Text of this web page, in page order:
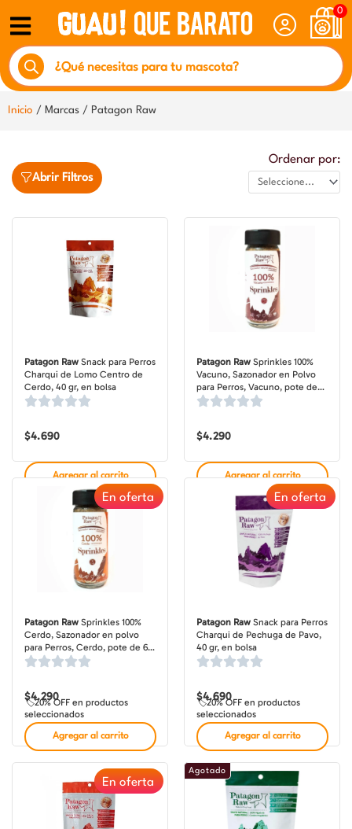
contenido
0
Búsqueda
de
productos
Inicio / Marcas / Patagon Raw
Abrir Filtros
Ordenar por:
Patagon Raw Snack para Perros
Charqui de Lomo Centro de
Cerdo, 40 gr, en bolsa
$4.690
Agregar al carrito
Patagon Raw Sprinkles 100%
Vacuno, Sazonador en Polvo
para Perros, Vacuno, pote de
60 gr
$4.290
Agregar al carrito
Patagon Raw Sprinkles 100%
Cerdo, Sazonador en polvo
para Perros, Cerdo, pote de 60
gr
En oferta
$4.290
🏷️20% OFF en productos
seleccionados
Agregar al carrito
Patagon Raw Snack para Perros
Charqui de Pechuga de Pavo,
40 gr, en bolsa
En oferta
$4.690
🏷️20% OFF en productos
seleccionados
Agregar al carrito
En oferta
Agotado